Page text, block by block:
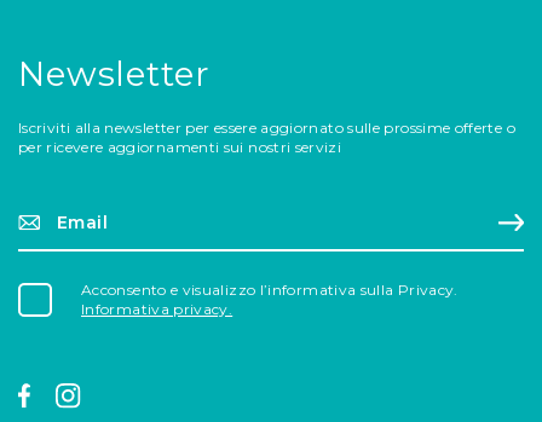
Newsletter
Iscriviti alla newsletter per essere aggiornato sulle prossime offerte o
per ricevere aggiornamenti sui nostri servizi
Acconsento e visualizzo l’informativa sulla Privacy.
Informativa privacy.